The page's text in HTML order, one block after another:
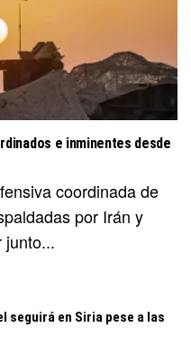
e inminentes desde
coordinada de
por Irán y
junto...
seguirá en Siria pese a las